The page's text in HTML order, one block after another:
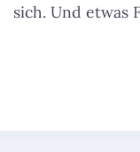
sich. Und etwas